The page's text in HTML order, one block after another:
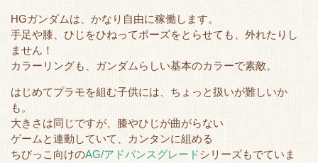
HGガンダムは、かなり自由に稼働します。
手足や膝、ひじをひねってポーズをとらせても、外れたりし
ません！
カラーリングも、ガンダムらしい基本のカラーで素敵。
はじめてプラモを組む子供には、ちょっと扱いが難しいか
も。
大きさは同じですが、膝やひじが曲がらない
ゲームと連動していて、カンタンに組める
ちびっこ向けのAG/アドバンスグレードシリーズもでていま